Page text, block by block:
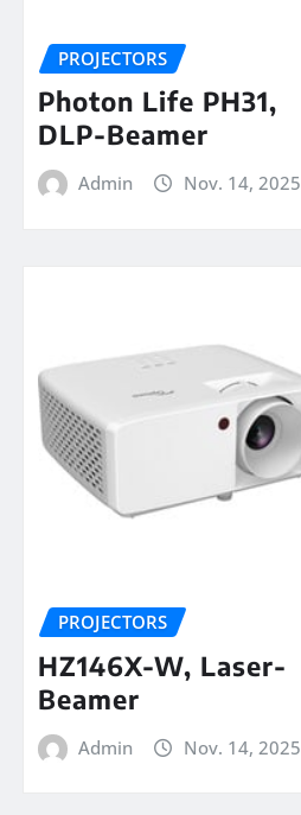
PROJECTORS
Photon Life PH31,
DLP-Beamer
Admin Nov. 14, 2025
PROJECTORS
HZ146X-W, Laser-
Beamer
Admin Nov. 14, 2025